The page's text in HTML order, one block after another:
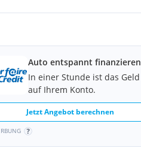
Auto entspannt finanzieren
In einer Stunde ist das Geld
auf Ihrem Konto.
Jetzt Angebot berechnen